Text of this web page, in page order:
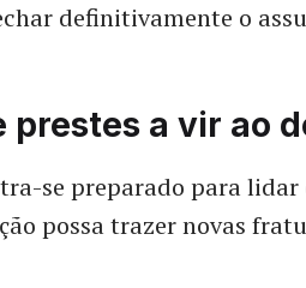
definitivamente o
prestes a vir ao
se preparado para lidar
possa trazer novas